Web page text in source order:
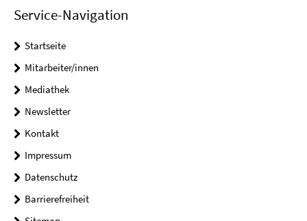
Service-Navigation
Startseite
Mitarbeiter/innen
Mediathek
Newsletter
Kontakt
Impressum
Datenschutz
Barrierefreiheit